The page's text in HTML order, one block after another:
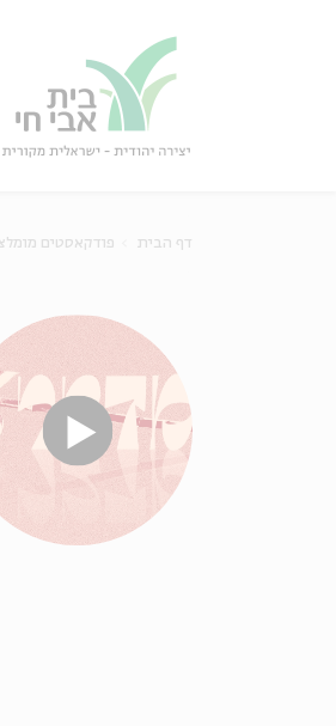
דף הבית פודקאסטים